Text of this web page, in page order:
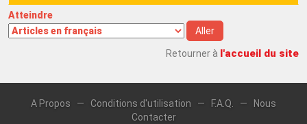
Atteindre
Retourner à l'accueil du site
A Propos — Conditions d'utilisation — F.A.Q. —
Nous
Contacter